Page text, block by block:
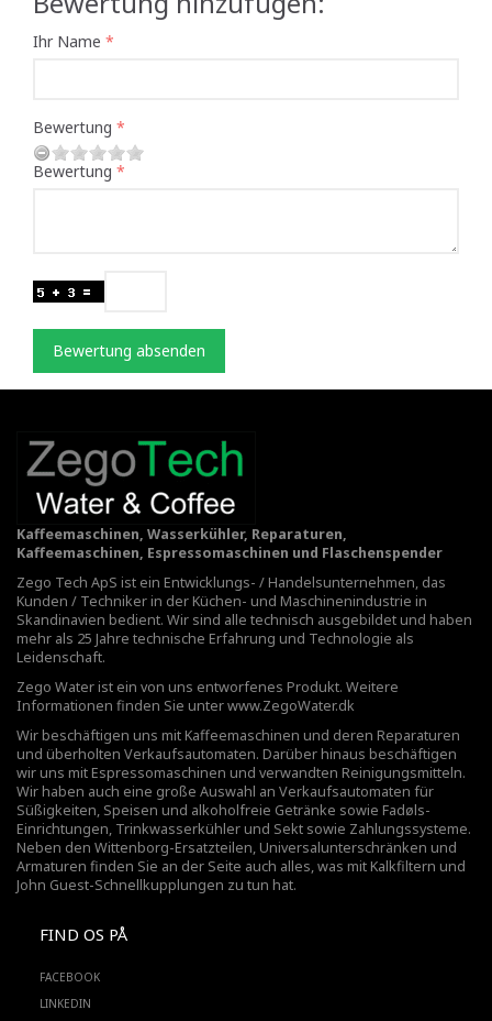
Ihr Name
Bewertung
Bewertung
Bewertung absenden
Kaffeemaschinen, Wasserkühler, Reparaturen,
Kaffeemaschinen, Espressomaschinen und Flaschenspender
Zego Tech ApS ist ein Entwicklungs- / Handelsunternehmen, das
Kunden / Techniker in der Küchen- und Maschinenindustrie in
Skandinavien bedient. Wir sind alle technisch ausgebildet und haben
mehr als 25 Jahre technische Erfahrung und Technologie als
Leidenschaft.
Zego Water ist ein von uns entworfenes Produkt. Weitere
Informationen finden Sie unterwww.ZegoWater.dk
Wir beschäftigen uns mit Kaffeemaschinen und deren Reparaturen
und überholten Verkaufsautomaten. Darüber hinaus beschäftigen
wir uns mit Espressomaschinen und verwandten Reinigungsmitteln.
Wir haben auch eine große Auswahl an Verkaufsautomaten für
Süßigkeiten, Speisen und alkoholfreie Getränke sowie Fadøls-
Einrichtungen, Trinkwasserkühler und Sekt sowie Zahlungssysteme.
Neben den Wittenborg-Ersatzteilen, Universalunterschränken und
Armaturen finden Sie an der Seite auch alles, was mit Kalkfiltern und
John Guest-Schnellkupplungen zu tun hat.
FIND OS PÅ
FACEBOOK
LINKEDIN